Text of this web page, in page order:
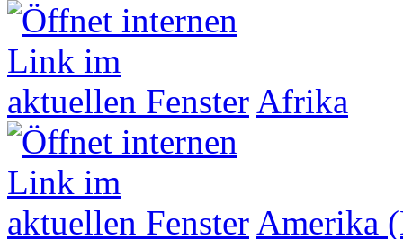
Afrika
Amerika